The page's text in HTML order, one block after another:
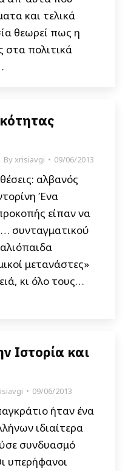
και τελικά
θεωρεί πως η
στα πολιτικά
Byxrisiavgi 09/06/2013
αλβανός
Ένα
είπαν να
συνταγματικού
μετανάστες»
κι όλο τους…
Ιστορία και
09/06/2013
ήταν ένα
ιδιαίτερα
συνδυασμό
υπερήφανοι